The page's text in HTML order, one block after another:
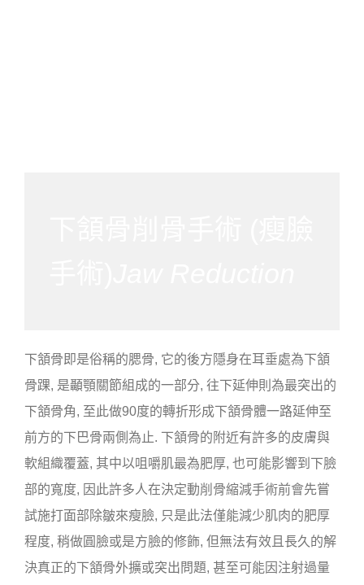
下頷骨即是俗稱的腮骨, 它的後方隱身在耳垂處為下頷
骨踝, 是顳顎關節組成的一部分, 往下延伸則為最突出的
下頷骨角, 至此做90度的轉折形成下頷骨體一路延伸至
前方的下巴骨兩側為止. 下頷骨的附近有許多的皮膚與
軟組織覆蓋, 其中以咀嚼肌最為肥厚, 也可能影響到下臉
部的寬度, 因此許多人在決定動削骨縮減手術前會先嘗
試施打面部除皺來瘦臉, 只是此法僅能減少肌肉的肥厚
程度, 稍做圓臉或是方臉的修飾, 但無法有效且長久的解
決真正的下頷骨外擴或突出問題, 甚至可能因注射過量